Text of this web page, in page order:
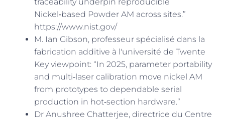
Nickel‑based Powder AM across sites.”
https://www.nist.gov/
M. Ian Gibson, professeur spécialisé dans la
fabrication additive à l'université de Twente
Key viewpoint: “In 2025, parameter portability
and multi‑laser calibration move nickel AM
from prototypes to dependable serial
production in hot‑section hardware.”
Dr Anushree Chatterjee, directrice du Centre